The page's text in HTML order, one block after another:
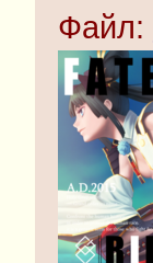
Файл: